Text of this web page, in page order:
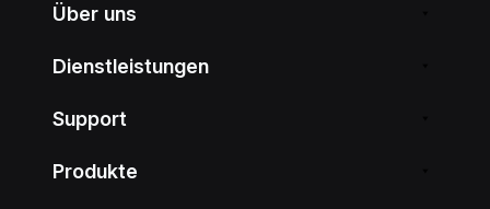
Über uns
Dienstleistungen
Support
Produkte